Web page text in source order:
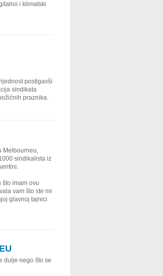
i klimatski
postigavši
sindikata
praznika.
Melbourneu,
sindikalista iz
što imam ovu
vam što ste mi
glavnoj tajnici
dulje nego što se